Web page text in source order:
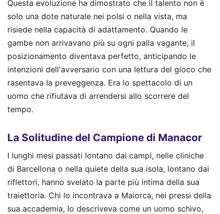
Questa evoluzione ha dimostrato che il talento non è
solo una dote naturale nei polsi o nella vista, ma
risiede nella capacità di adattamento. Quando le
gambe non arrivavano più su ogni palla vagante, il
posizionamento diventava perfetto, anticipando le
intenzioni dell'avversario con una lettura del gioco che
rasentava la preveggenza. Era lo spettacolo di un
uomo che rifiutava di arrendersi allo scorrere del
tempo.
La Solitudine del Campione di Manacor
I lunghi mesi passati lontano dai campi, nelle cliniche
di Barcellona o nella quiete della sua isola, lontano dai
riflettori, hanno svelato la parte più intima della sua
traiettoria. Chi lo incontrava a Maiorca, nei pressi della
sua accademia, lo descriveva come un uomo schivo,